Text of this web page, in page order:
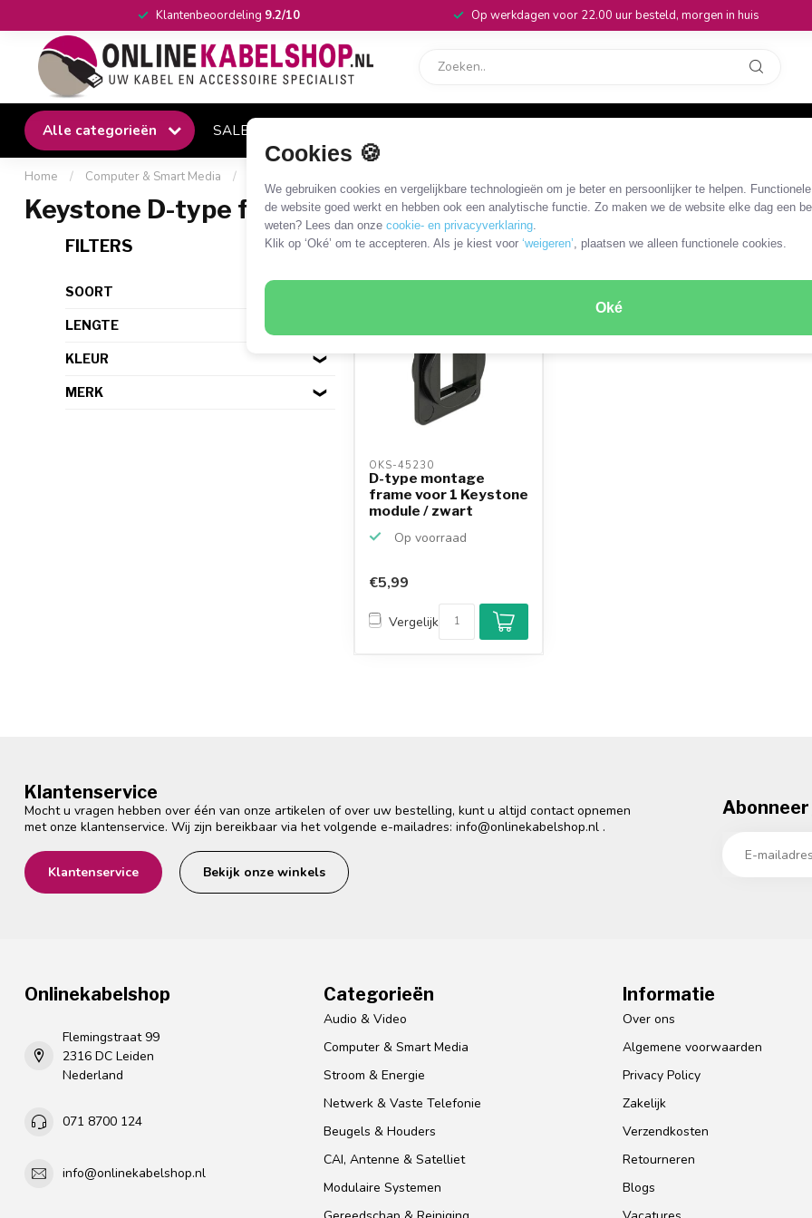
Cookies 🍪
We gebruiken cookies en vergelijkbare technologieën om je beter en persoonlijker te helpen.
de website goed werkt en hebben ook een analytische functie. Zo maken we de website elke dag een
weten? Lees dan onze cookie- en privacyverklaring.
Klik op ‘Oké’ om te accepteren. Als je kiest voor ‘weigeren’, plaatsen we alleen functionele cookies.
Oké
Klantenbeoordeling 9.2/10 Op werkdagen voor 22.00 uur besteld, morgen in huis
Alle categorieën SALE
Home / Computer & Smart Media /
Keystone D-type frame
FILTERS
SOORT
LENGTE
KLEUR
MERK
1 PRODUCT
OKS-45230
D-type montage
frame voor 1 Keystone
module / zwart
Op voorraad
€5,99
Vergelijk
Klantenservice
Mocht u vragen hebben over één van onze artikelen of over uw bestelling, kunt u altijd contact opnemen
met onze klantenservice. Wij zijn bereikbaar via het volgende e-mailadres: info@onlinekabelshop.nl .
Klantenservice Bekijk onze winkels
Onlinekabelshop
Flemingstraat 99
2316 DC Leiden
Nederland
071 8700 124
info@onlinekabelshop.nl
Categorieën
Audio & Video
Computer & Smart Media
Stroom & Energie
Netwerk & Vaste Telefonie
Beugels & Houders
CAI, Antenne & Satelliet
Modulaire Systemen
Informatie
Over ons
Algemene voorwaarden
Privacy Policy
Zakelijk
Verzendkosten
Retourneren
Blogs